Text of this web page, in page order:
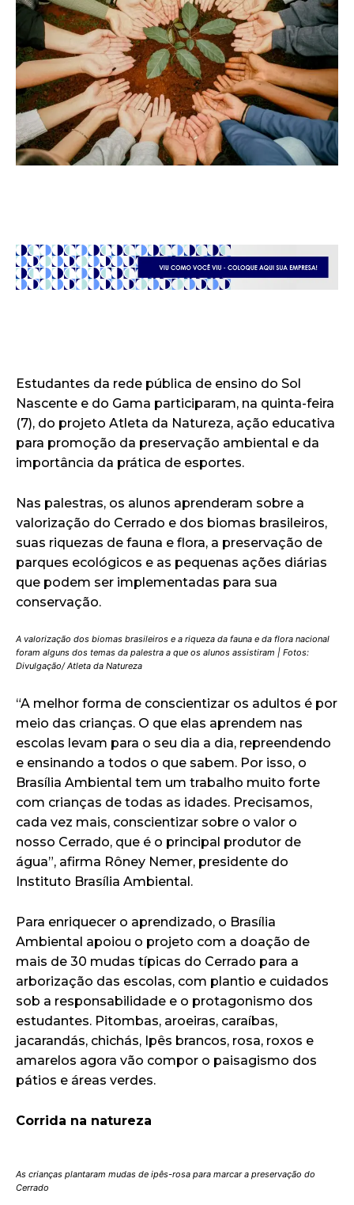
Estudantes da rede pública de ensino do Sol
Nascente e do Gama participaram, na quinta-feira
(7), do projeto Atleta da Natureza, ação educativa
para promoção da preservação ambiental e da
importância da prática de esportes.
Nas palestras, os alunos aprenderam sobre a
valorização do Cerrado e dos biomas brasileiros,
suas riquezas de fauna e flora, a preservação de
parques ecológicos e as pequenas ações diárias
que podem ser implementadas para sua
conservação.
A valorização dos biomas brasileiros e a riqueza da fauna e da flora nacional
foram alguns dos temas da palestra a que os alunos assistiram | Fotos:
Divulgação/ Atleta da Natureza
“A melhor forma de conscientizar os adultos é por
meio das crianças. O que elas aprendem nas
escolas levam para o seu dia a dia, repreendendo
e ensinando a todos o que sabem. Por isso, o
Brasília Ambiental tem um trabalho muito forte
com crianças de todas as idades. Precisamos,
cada vez mais, conscientizar sobre o valor o
nosso Cerrado, que é o principal produtor de
água”, afirma Rôney Nemer, presidente do
Instituto Brasília Ambiental.
Para enriquecer o aprendizado, o Brasília
Ambiental apoiou o projeto com a doação de
mais de 30 mudas típicas do Cerrado para a
arborização das escolas, com plantio e cuidados
sob a responsabilidade e o protagonismo dos
estudantes. Pitombas, aroeiras, caraíbas,
jacarandás, chichás, Ipês brancos, rosa, roxos e
amarelos agora vão compor o paisagismo dos
pátios e áreas verdes.
Corrida na natureza
As crianças plantaram mudas de ipês-rosa para marcar a preservação do
Cerrado